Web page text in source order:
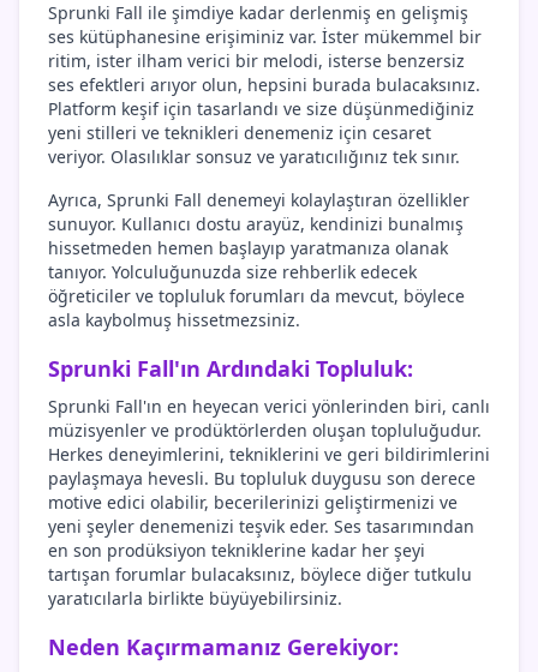
Sprunki Fall ile şimdiye kadar derlenmiş en gelişmiş
ses kütüphanesine erişiminiz var. İster mükemmel bir
ritim, ister ilham verici bir melodi, isterse benzersiz
ses efektleri arıyor olun, hepsini burada bulacaksınız.
Platform keşif için tasarlandı ve size düşünmediğiniz
yeni stilleri ve teknikleri denemeniz için cesaret
veriyor. Olasılıklar sonsuz ve yaratıcılığınız tek sınır.
Ayrıca, Sprunki Fall denemeyi kolaylaştıran özellikler
sunuyor. Kullanıcı dostu arayüz, kendinizi bunalmış
hissetmeden hemen başlayıp yaratmanıza olanak
tanıyor. Yolculuğunuzda size rehberlik edecek
öğreticiler ve topluluk forumları da mevcut, böylece
asla kaybolmuş hissetmezsiniz.
Sprunki Fall'ın Ardındaki Topluluk:
Sprunki Fall'ın en heyecan verici yönlerinden biri, canlı
müzisyenler ve prodüktörlerden oluşan topluluğudur.
Herkes deneyimlerini, tekniklerini ve geri bildirimlerini
paylaşmaya hevesli. Bu topluluk duygusu son derece
motive edici olabilir, becerilerinizi geliştirmenizi ve
yeni şeyler denemenizi teşvik eder. Ses tasarımından
en son prodüksiyon tekniklerine kadar her şeyi
tartışan forumlar bulacaksınız, böylece diğer tutkulu
yaratıcılarla birlikte büyüyebilirsiniz.
Neden Kaçırmamanız Gerekiyor: